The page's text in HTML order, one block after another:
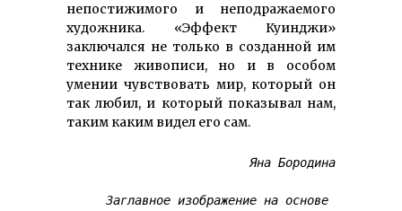
непостижимого и неподражаемого
художника. «Эффект Куинджи»
заключался не только в созданной им
технике живописи, но и в особом
умении чувствовать мир, который он
так любил, и который показывал нам,
таким каким видел его сам.
Яна Бородина
Заглавное изображение на основе